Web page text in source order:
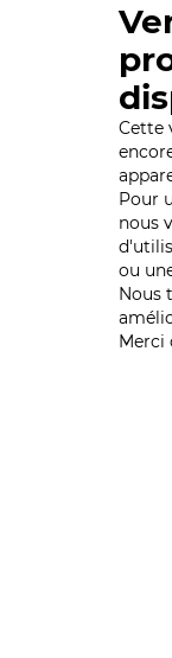
Cette
Pour
nous
ou
Nous
Merci